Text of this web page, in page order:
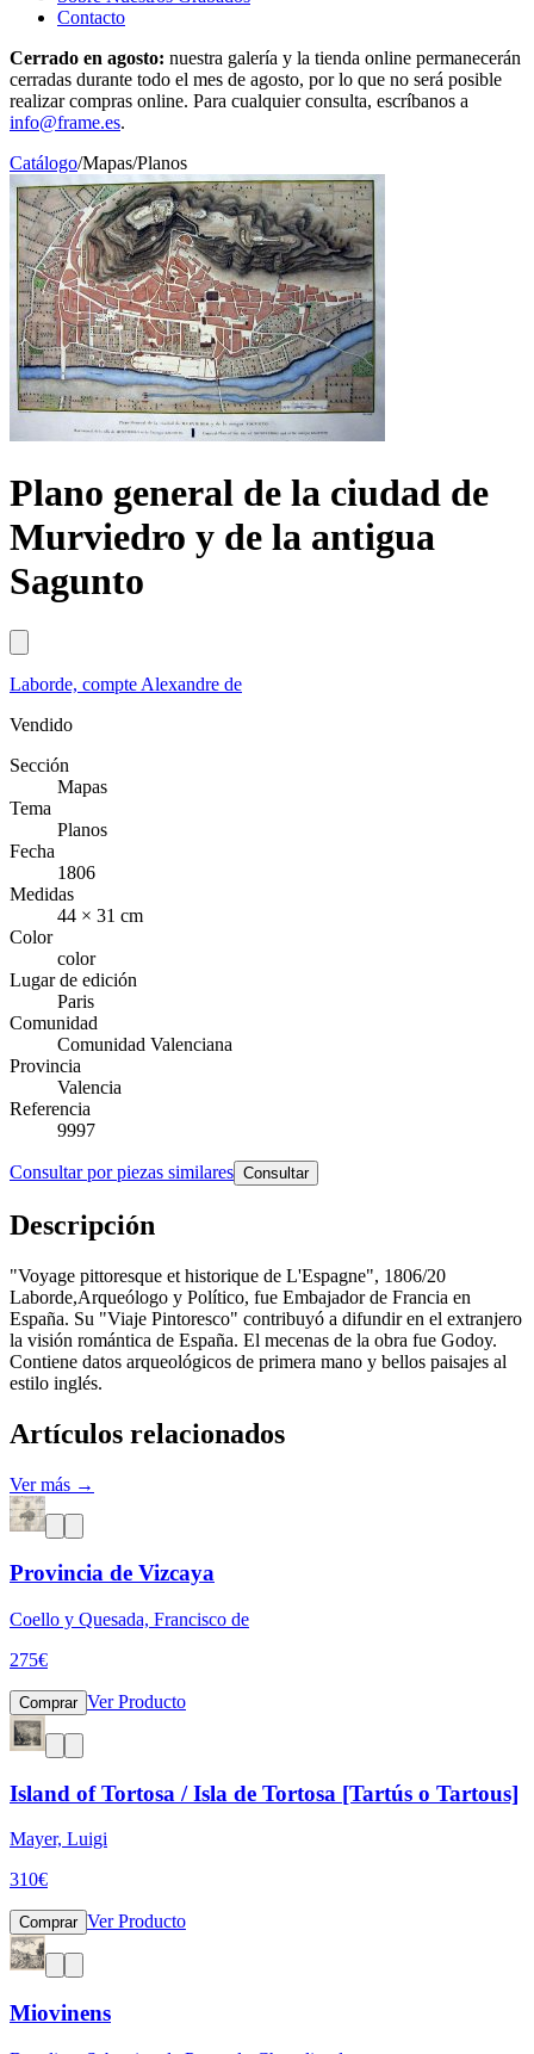
Contacto
Cerrado en agosto: nuestra galería y la tienda online permanecerán
cerradas durante todo el mes de agosto, por lo que no será posible
realizar compras online. Para cualquier consulta, escríbanos a
info@frame.es.
Catálogo/Mapas/Planos
Plano general de la ciudad de
Murviedro y de la antigua
Sagunto
Laborde, compte Alexandre de
Vendido
Sección
Mapas
Tema
Planos
Fecha
1806
Medidas
44 × 31 cm
Color
color
Lugar de edición
Paris
Comunidad
Comunidad Valenciana
Provincia
Valencia
Referencia
9997
Consultar por piezas similares Consultar
Descripción
"Voyage pittoresque et historique de L'Espagne", 1806/20
Laborde,Arqueólogo y Político, fue Embajador de Francia en
España. Su "Viaje Pintoresco" contribuyó a difundir en el extranjero
la visión romántica de España. El mecenas de la obra fue Godoy.
Contiene datos arqueológicos de primera mano y bellos paisajes al
estilo inglés.
Artículos relacionados
Ver más →
Provincia de Vizcaya
Coello y Quesada, Francisco de
275€
Comprar Ver Producto
Island of Tortosa / Isla de Tortosa [Tartús o Tartous]
Mayer, Luigi
310€
Comprar Ver Producto
Miovinens